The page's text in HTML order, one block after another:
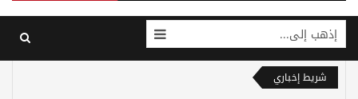
إذهب إلى...
شريط إخباري